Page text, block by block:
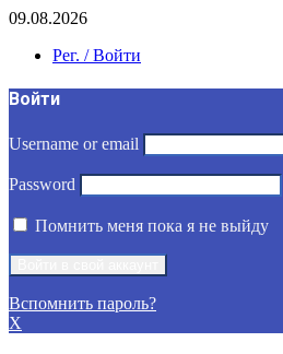
09.08.2026
Рег. / Войти
Войти
Username or email
Password
Помнить меня пока я не выйду
Вспомнить пароль?
X